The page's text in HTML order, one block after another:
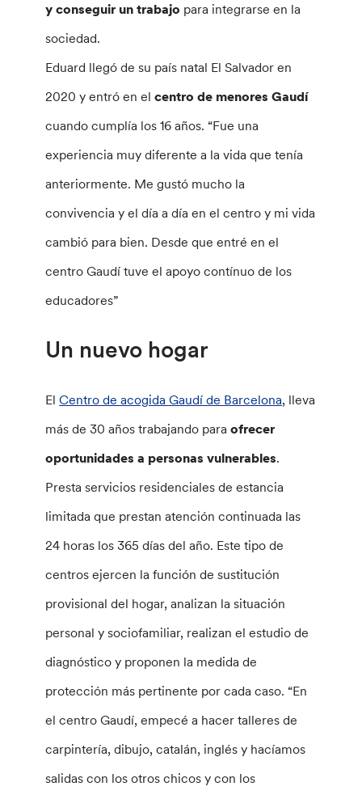
y conseguir un trabajo para integrarse en la
sociedad.
Eduard llegó de su país natal El Salvador en
2020 y entró en el centro de menores Gaudí
cuando cumplía los 16 años. “Fue una
experiencia muy diferente a la vida que tenía
anteriormente. Me gustó mucho la
convivencia y el día a día en el centro y mi vida
cambió para bien. Desde que entré en el
centro Gaudí tuve el apoyo contínuo de los
educadores”
Un nuevo hogar
ElCentro de acogida Gaudí de Barcelona, lleva
más de 30 años trabajando paraofrecer
oportunidades a personas vulnerables.
Presta servicios residenciales de estancia
limitada que prestan atención continuada las
24 horas los 365 días del año. Este tipo de
centros ejercen la función de sustitución
provisional del hogar, analizan la situación
personal y sociofamiliar, realizan el estudio de
diagnóstico y proponen la medida de
protección más pertinente por cada caso. “En
el centro Gaudí, empecé a hacer talleres de
carpintería, dibujo, catalán, inglés y hacíamos
salidas con los otros chicos y con los